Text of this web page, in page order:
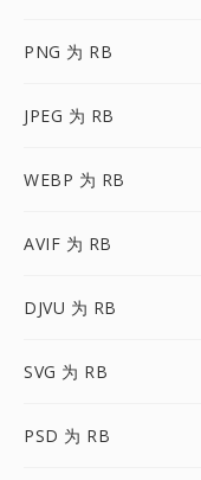
PNG 为 RB
JPEG 为 RB
WEBP 为 RB
AVIF 为 RB
DJVU 为 RB
SVG 为 RB
PSD 为 RB